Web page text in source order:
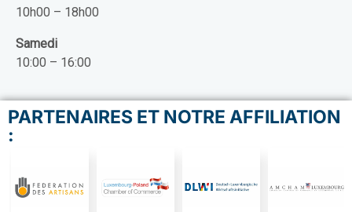
10h00 – 18h00
Samedi
10:00 – 16:00
PARTENAIRES ET NOTRE AFFILIATION
: